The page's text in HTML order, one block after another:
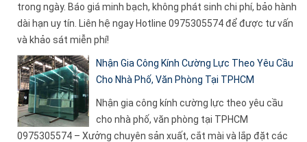
trong ngày. Báo giá minh bạch, không phát sinh chi phí, bảo hành
dài hạn uy tín. Liên hệ ngay Hotline 0975305574 để được tư vấn
và khảo sát miễn phí!
Nhận Gia Công Kính Cường Lực Theo Yêu Cầu
Cho Nhà Phố, Văn Phòng Tại TPHCM
Nhận gia công kính cường lực theo yêu cầu
cho nhà phố, văn phòng tại TPHCM
0975305574 – Xưởng chuyên sản xuất, cắt mài và lắp đặt các